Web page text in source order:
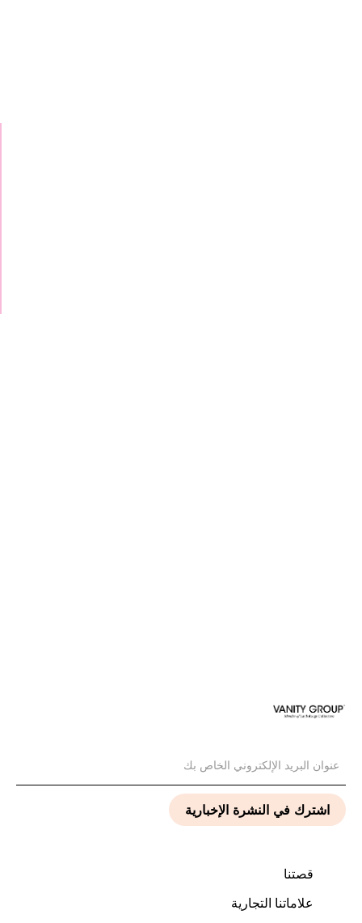
قصتنا
علاماتنا التجارية